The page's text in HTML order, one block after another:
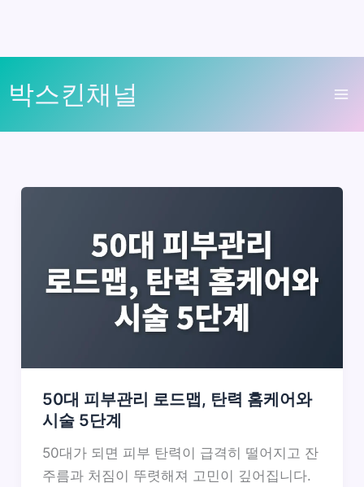
텐
로
박스킨채널
50대 피부관리 로드맵, 탄력 홈케어와
시술 5단계
50대가 되면 피부 탄력이 급격히 떨어지고 잔
주름과 처짐이 뚜렷해져 고민이 깊어집니다.